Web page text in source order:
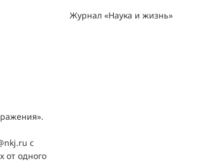
с
от одного
Журнал «Наука и жизнь»